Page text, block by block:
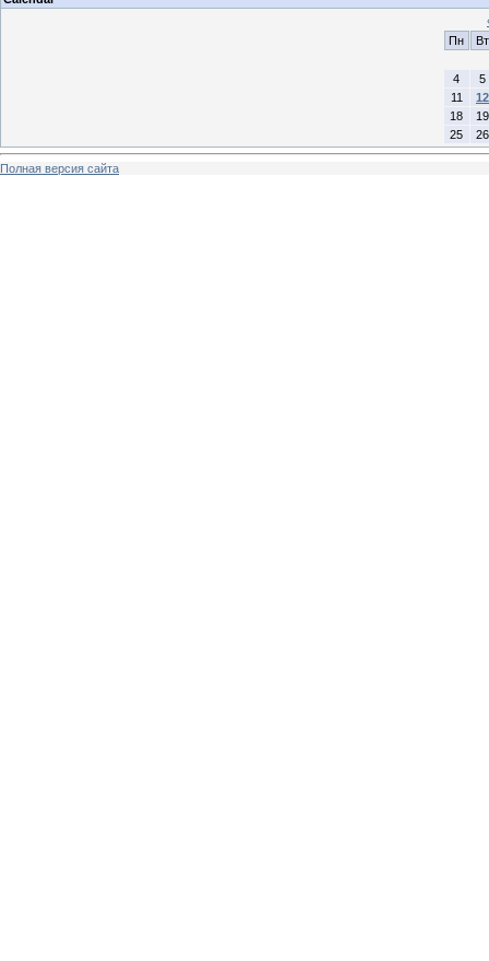
Пн
Вт
4
5
11
12
18
19
25
26
Полная версия сайта